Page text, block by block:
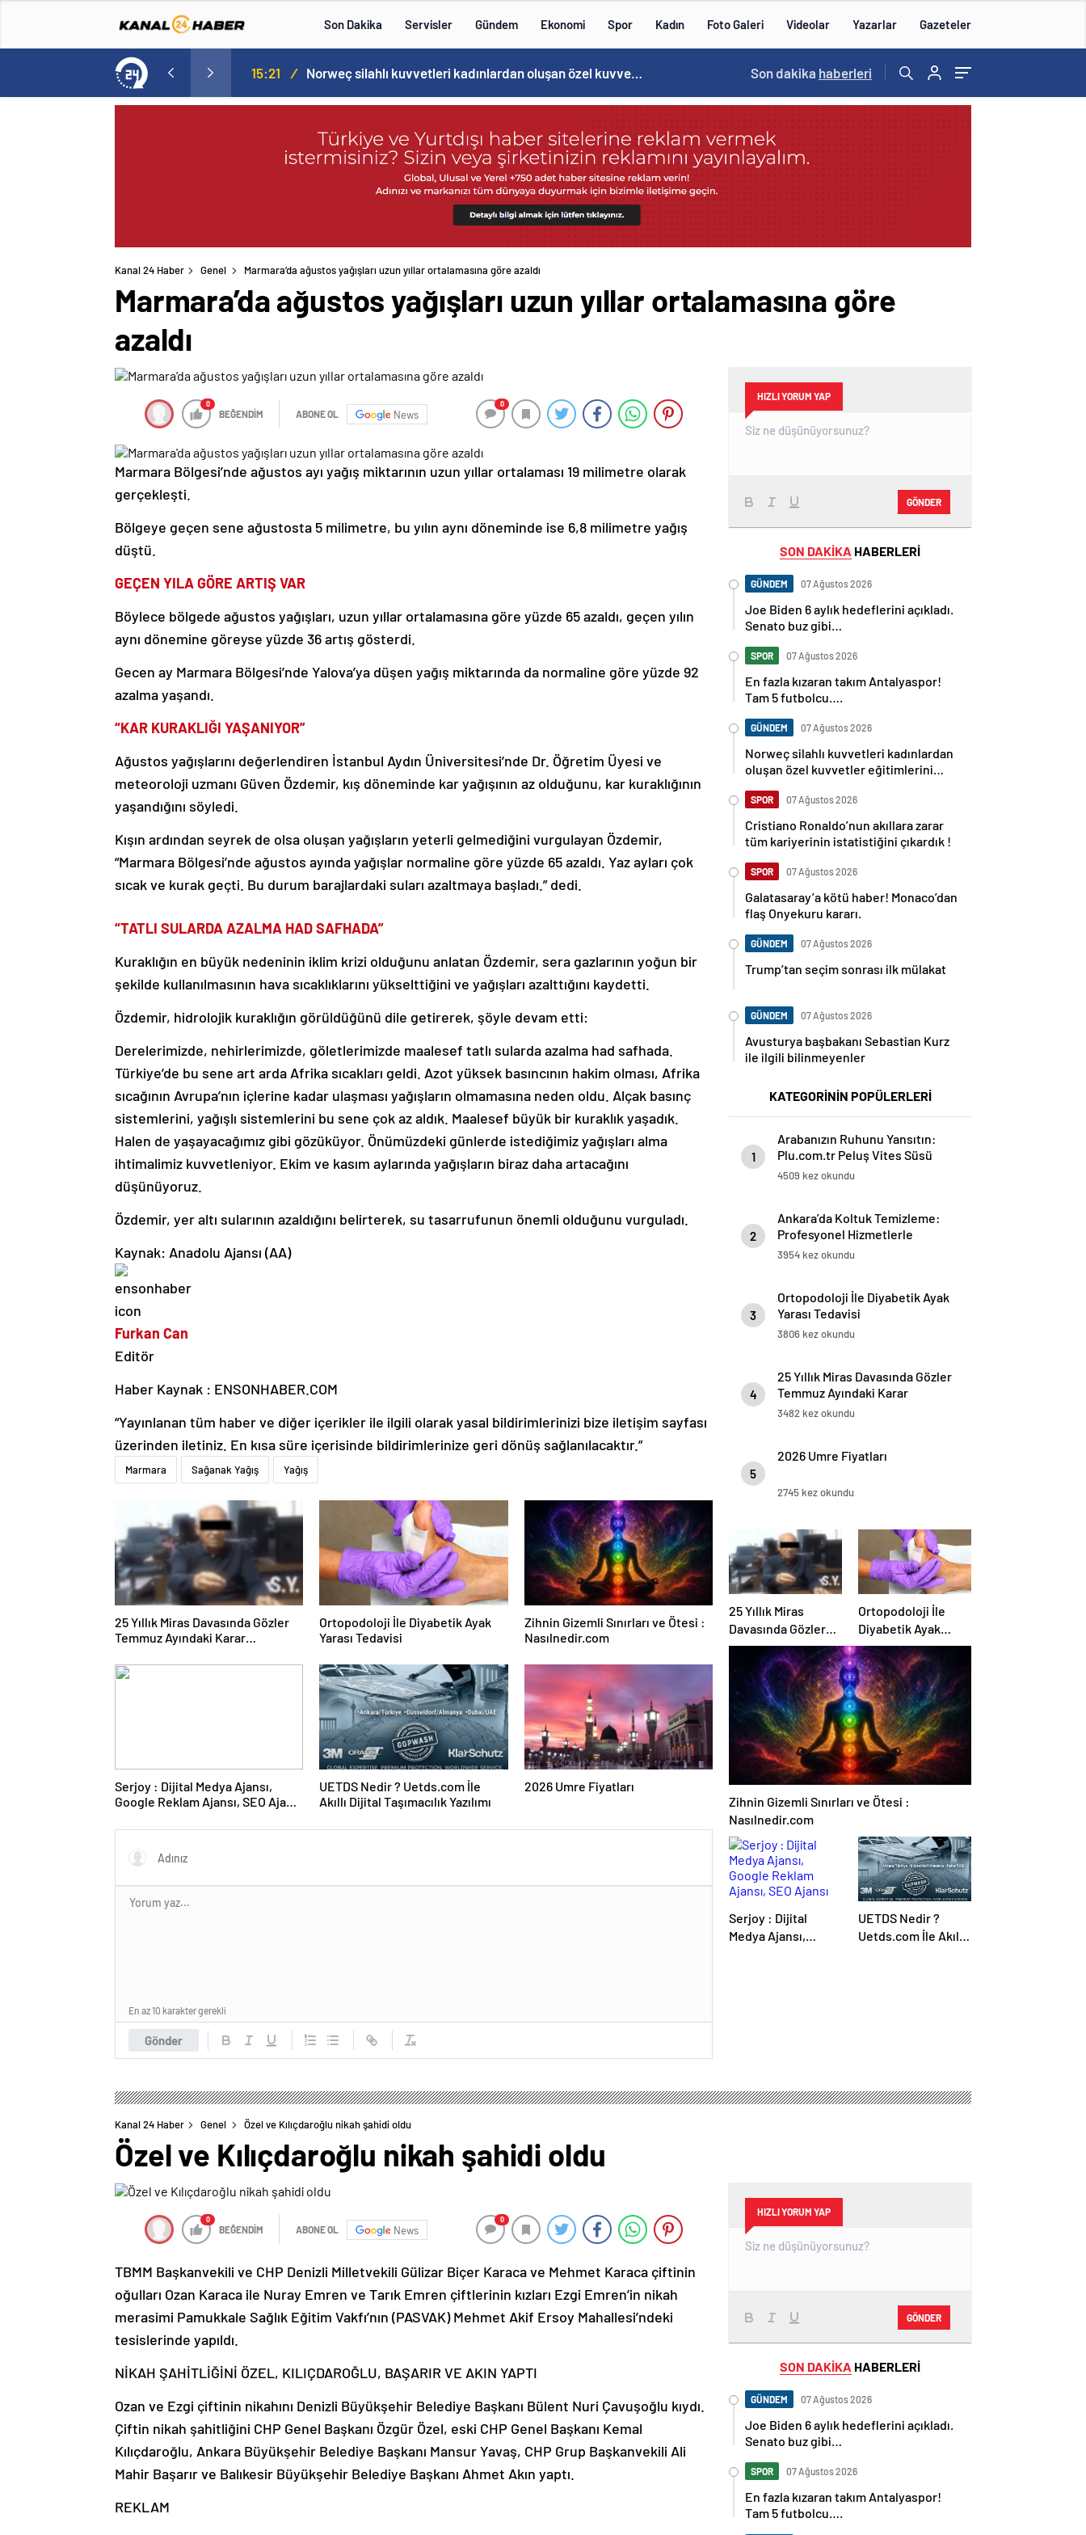
Son Dakika Servisler Gündem Ekonomi Spor Kadın Foto Galeri Videolar Yazarlar Gazeteler
Tam 5 futbolcu…. 15:21 / Norweç silahlı kuvvetleri kadınlardan oluşan özel kuvvetler eğitimlerini başlattı. 15:20 /
Son dakika haberleri
Kanal 24 Haber Genel Marmara’da ağustos yağışları uzun yıllar ortalamasına göre azaldı
Marmara’da ağustos yağışları uzun yıllar ortalamasına göre
azaldı
0
BEĞENDİM ABONE OL News
0
Marmara Bölgesi’nde ağustos ayı yağış miktarının uzun yıllar ortalaması 19 milimetre olarak
gerçekleşti.
Bölgeye geçen sene ağustosta 5 milimetre, bu yılın aynı döneminde ise 6,8 milimetre yağış
düştü.
GEÇEN YILA GÖRE ARTIŞ VAR
Böylece bölgede ağustos yağışları, uzun yıllar ortalamasına göre yüzde 65 azaldı, geçen yılın
aynı dönemine göreyse yüzde 36 artış gösterdi.
Gecen ay Marmara Bölgesi’nde Yalova’ya düşen yağış miktarında da normaline göre yüzde 92
azalma yaşandı.
“KAR KURAKLIĞI YAŞANIYOR”
Ağustos yağışlarını değerlendiren İstanbul Aydın Üniversitesi’nde Dr. Öğretim Üyesi ve
meteoroloji uzmanı Güven Özdemir, kış döneminde kar yağışının az olduğunu, kar kuraklığının
yaşandığını söyledi.
Kışın ardından seyrek de olsa oluşan yağışların yeterli gelmediğini vurgulayan Özdemir,
“Marmara Bölgesi’nde ağustos ayında yağışlar normaline göre yüzde 65 azaldı. Yaz ayları çok
sıcak ve kurak geçti. Bu durum barajlardaki suları azaltmaya başladı.” dedi.
“TATLI SULARDA AZALMA HAD SAFHADA”
Kuraklığın en büyük nedeninin iklim krizi olduğunu anlatan Özdemir, sera gazlarının yoğun bir
şekilde kullanılmasının hava sıcaklıklarını yükselttiğini ve yağışları azalttığını kaydetti.
Özdemir, hidrolojik kuraklığın görüldüğünü dile getirerek, şöyle devam etti:
Derelerimizde, nehirlerimizde, göletlerimizde maalesef tatlı sularda azalma had safhada.
Türkiye’de bu sene art arda Afrika sıcakları geldi. Azot yüksek basıncının hakim olması, Afrika
sıcağının Avrupa’nın içlerine kadar ulaşması yağışların olmamasına neden oldu. Alçak basınç
sistemlerini, yağışlı sistemlerini bu sene çok az aldık. Maalesef büyük bir kuraklık yaşadık.
Halen de yaşayacağımız gibi gözüküyor. Önümüzdeki günlerde istediğimiz yağışları alma
ihtimalimiz kuvvetleniyor. Ekim ve kasım aylarında yağışların biraz daha artacağını
düşünüyoruz.
Özdemir, yer altı sularının azaldığını belirterek, su tasarrufunun önemli olduğunu vurguladı.
Kaynak: Anadolu Ajansı (AA)
Furkan Can
Editör
Haber Kaynak : ENSONHABER.COM
“Yayınlanan tüm haber ve diğer içerikler ile ilgili olarak yasal bildirimlerinizi bize iletişim sayfası
üzerinden iletiniz. En kısa süre içerisinde bildirimlerinize geri dönüş sağlanılacaktır.”
Marmara Sağanak Yağış Yağış
25 Yıllık Miras Davasında Gözler
Temmuz Ayındaki Karar
Ortopodoloji İle Diyabetik Ayak
Yarası Tedavisi
Zihnin Gizemli Sınırları ve Ötesi :
Nasılnedir.com
Serjoy : Dijital Medya Ajansı,
Google Reklam Ajansı, SEO Ajansı
UETDS Nedir ? Uetds.com İle
Akıllı Dijital Taşımacılık Yazılımı
2026 Umre Fiyatları
Gönder
En az 10 karakter gerekli
HIZLI YORUM YAP
GÖNDER
SON DAKİKA HABERLERİ
GÜNDEM 07 Ağustos 2026
Joe Biden 6 aylık hedeflerini açıkladı.
Senato buz gibi…
SPOR 07 Ağustos 2026
En fazla kızaran takım Antalyaspor!
Tam 5 futbolcu….
GÜNDEM 07 Ağustos 2026
Norweç silahlı kuvvetleri kadınlardan
oluşan özel kuvvetler eğitimlerini
SPOR 07 Ağustos 2026
Cristiano Ronaldo’nun akıllara zarar
tüm kariyerinin istatistiğini çıkardık !
SPOR 07 Ağustos 2026
Galatasaray’a kötü haber! Monaco’dan
flaş Onyekuru kararı.
GÜNDEM 07 Ağustos 2026
Trump’tan seçim sonrası ilk mülakat
GÜNDEM 07 Ağustos 2026
Avusturya başbakanı Sebastian Kurz
ile ilgili bilinmeyenler
KATEGORİNİN POPÜLERLERİ
1
Arabanızın Ruhunu Yansıtın:
Plu.com.tr Peluş Vites Süsü
Modelleri
4509 kez okundu
2
Ankara’da Koltuk Temizleme:
Profesyonel Hizmetlerle
Temizlik ve Ferahlık
3954 kez okundu
3
Ortopodoloji İle Diyabetik Ayak
Yarası Tedavisi
3806 kez okundu
4
25 Yıllık Miras Davasında Gözler
Temmuz Ayındaki Karar
Duruşmasına Çevrildi
3482 kez okundu
5
2026 Umre Fiyatları
2745 kez okundu
25 Yıllık Miras
Davasında Gözler
Temmuz Ayındaki
Karar Duruşmasına
Çevrildi
Ortopodoloji İle
Diyabetik Ayak
Yarası Tedavisi
Zihnin Gizemli Sınırları ve Ötesi :
Nasılnedir.com
Serjoy : Dijital
Medya Ajansı,
UETDS Nedir ?
Uetds.com İle Akıllı
Kanal 24 Haber Genel Özel ve Kılıçdaroğlu nikah şahidi oldu
Özel ve Kılıçdaroğlu nikah şahidi oldu
0
BEĞENDİM ABONE OL News
0
TBMM Başkanvekili ve CHP Denizli Milletvekili Gülizar Biçer Karaca ve Mehmet Karaca çiftinin
oğulları Ozan Karaca ile Nuray Emren ve Tarık Emren çiftlerinin kızları Ezgi Emren’in nikah
merasimi Pamukkale Sağlık Eğitim Vakfı’nın (PASVAK) Mehmet Akif Ersoy Mahallesi’ndeki
tesislerinde yapıldı.
NİKAH ŞAHİTLİĞİNİ ÖZEL, KILIÇDAROĞLU, BAŞARIR VE AKIN YAPTI
Ozan ve Ezgi çiftinin nikahını Denizli Büyükşehir Belediye Başkanı Bülent Nuri Çavuşoğlu kıydı.
Çiftin nikah şahitliğini CHP Genel Başkanı Özgür Özel, eski CHP Genel Başkanı Kemal
Kılıçdaroğlu, Ankara Büyükşehir Belediye Başkanı Mansur Yavaş, CHP Grup Başkanvekili Ali
Mahir Başarır ve Balıkesir Büyükşehir Belediye Başkanı Ahmet Akın yaptı.
REKLAM
HIZLI YORUM YAP
GÖNDER
SON DAKİKA HABERLERİ
GÜNDEM 07 Ağustos 2026
Joe Biden 6 aylık hedeflerini açıkladı.
Senato buz gibi…
SPOR 07 Ağustos 2026
En fazla kızaran takım Antalyaspor!
Tam 5 futbolcu….